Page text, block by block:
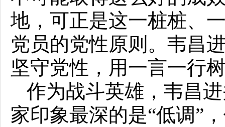
地，可正是这一桩桩、
党员的党性原则。韦昌
坚守党性，用一言一行
作为战斗英雄，韦昌
家印象最深的是“低调”